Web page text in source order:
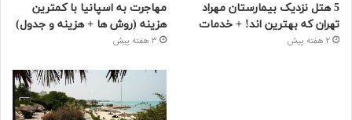
5 هتل نزدیک بیمارستان مهراد
تهران که بهترین‌ اند! + خدمات
2 هفته پیش
مهاجرت به اسپانیا با کمترین
هزینه (روش ها + هزینه و جدول)
3 هفته پیش